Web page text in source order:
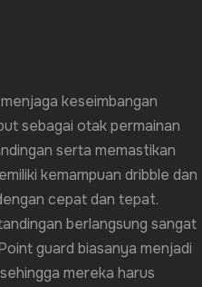
keseimbangan
sebagai otak permainan
serta memastikan
kemampuan dribble dan
cepat dan tepat.
berlangsung sangat
guard biasanya menjadi
mereka harus